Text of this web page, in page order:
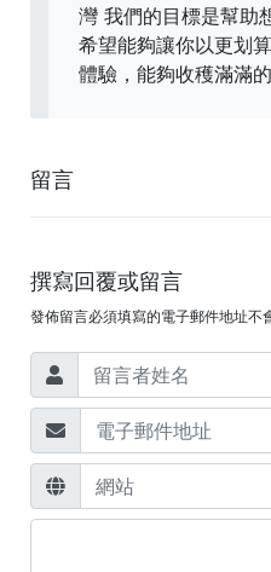
灣 我們的目標是幫助
希望能夠讓你以更划
體驗，能夠收穫滿滿
留言
撰寫回覆或留言
發佈留言必須填寫的電子郵件地址不